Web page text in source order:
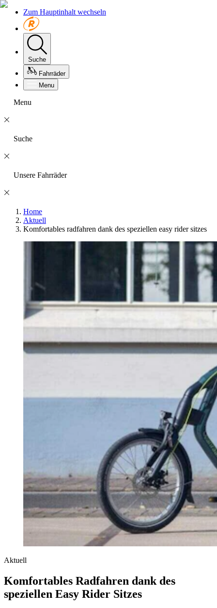
Zum Hauptinhalt wechseln
Suche
Fahrräder
Menu
Menu
Suche
Unsere Fahrräder
Home
Aktuell
Komfortables radfahren dank des speziellen easy rider sitzes
Aktuell
Komfortables Radfahren dank des
speziellen Easy Rider Sitzes